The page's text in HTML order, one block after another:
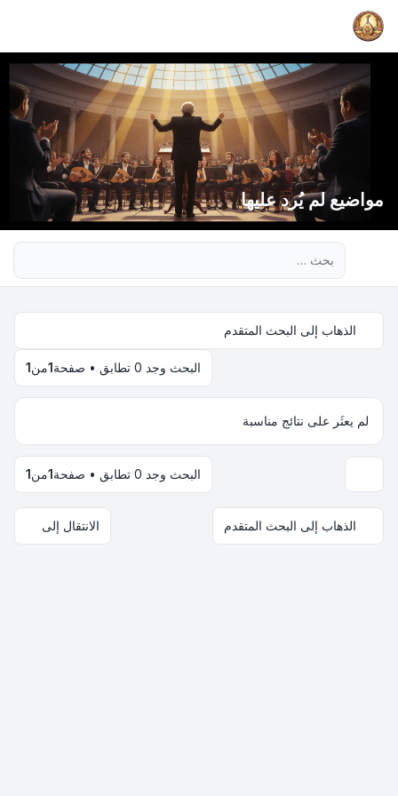
مواضيع لم يُرد عليها
الذهاب إلى البحث المتقدم
البحث وجد 0 تطابق • صفحة 1من1
لم يعثَر على نتائج مناسبة
البحث وجد 0 تطابق • صفحة 1من1
الذهاب إلى البحث المتقدم الانتقال إلى